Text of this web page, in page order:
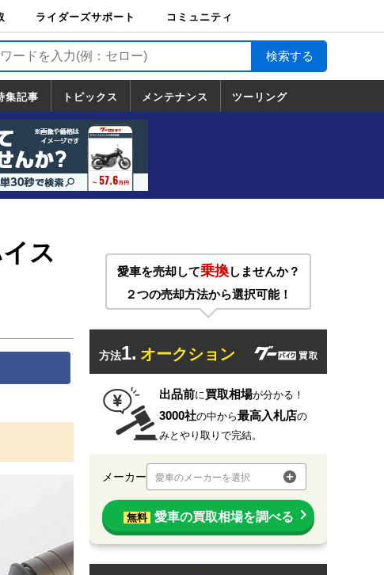
ライダーズサポート
ライダーズサポート
TOP
バイク輸送
バイクガレージライ
フ
バイク車両保険
ロードサービス
バイク試乗
コミュニティ
集記事 トピックス
トピックス
一覧
ホンダ
ヤマハ
スズキ
カワサキ
ハーレーダ
ビッドソン
BMW
ドゥカティ
トライアン
フ
メンテナンス ツーリング
ス
愛車を売却して乗換しませんか？
２つの売却方法から選択可能！
方法1. オークション
出品前に買取相場が分かる！
3000社の中から最高入札店の
みとやり取りで完結。
メーカー 愛車のメーカーを選択
無料 愛車の買取相場を調べる